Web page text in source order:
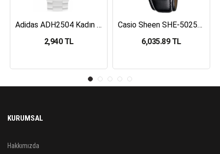
Adidas ADH2504 Kadın Kol Saati
2,940 TL
Casio Sheen SHE-5025BL-1ADR Kadın Kol Saati
6,035.89 TL
KURUMSAL
Hakkımızda